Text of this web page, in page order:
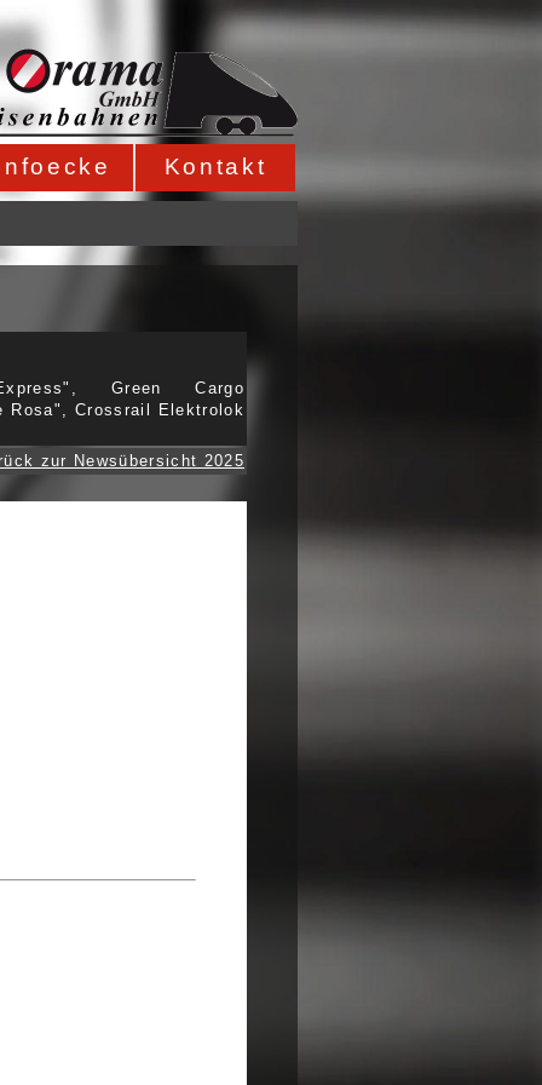
Kontakt
Green Cargo
Rosa", Crossrail Elektrolok
zur Newsübersicht 2025